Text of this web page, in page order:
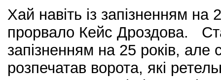
Хай навіть із запізненням на
прорвало Кейс Дроздова.
запізненням на 25 років,
розпечатав ворота, які